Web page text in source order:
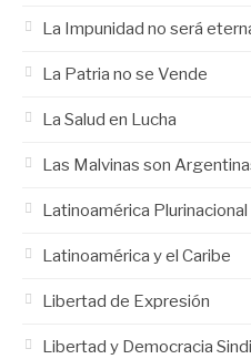
La Impunidad no será
La Patria no se Vende
La Salud en Lucha
Las Malvinas son
Latinoamérica Plurinacional
Latinoamérica y el Caribe
Libertad de Expresión
Libertad y Democracia